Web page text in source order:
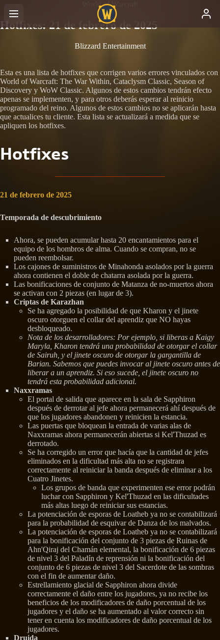
World of Warcraft
Hotfixes: 21 de febrero de 2025
Blizzard Entertainment
Esta es una lista de hotfixes que corrigen varios errores vinculados con
World of Warcraft: The War Within, Cataclysm Classic, Season of
Discovery y WoW Classic. Algunos de estos cambios tendrán efecto
apenas se implementen, y para otros deberás esperar al reinicio
programado del reino. Algunos de estos cambios no se aplicarán hasta
que actualices tu cliente. Esta lista se actualizará a medida que se
apliquen los hotfixes.
Hotfixes
21 de febrero de 2025
Temporada de descubrimiento
Ahora, se pueden acumular hasta 20 encantamientos para el
equipo de los hombros de alma. Cuando se compran, no se
pueden reembolsar.
Los cajones de suministros de Minahonda asolados por la guerra
ahora contienen el doble de chatarra asolada por la guerra.
Las bonificaciones de conjunto de Matanza de no-muertos ahora
se activan con 2 piezas (en lugar de 3).
Criptas de Karazhan
Se ha agregado la posibilidad de que Kharon y el jinete
oscuro otorguen el collar del aprendiz que NO hayas
desbloqueado.
Nota de los desarrolladores: Por ejemplo, si liberas a Kaigy
Maryla, Kharon tendrá una probabilidad de otorgar el collar
de Sairuh, y el jinete oscuro de otorgar la gargantilla de
Barian. Sabemos que puedes invocar al jinete oscuro antes de
liberar a un aprendiz. Si eso sucede, el jinete oscuro no
tendrá esta probabilidad adicional.
Naxxramas
El portal de salida que aparece en la sala de Sapphiron
después de derrotar al jefe ahora permanecerá ahí después de
que los jugadores abandonen y reinicien la estancia.
Las puertas que bloquean la entrada de varias alas de
Naxxramas ahora permanecerán abiertas si Kel'Thuzad es
derrotado.
Se ha corregido un error que hacía que la cantidad de jefes
eliminados en la dificultad más alta no se registrara
correctamente al reiniciar la banda después de eliminar a los
Cuatro Jinetes.
Los grupos de banda que experimenten ese error podrán
luchar con Sapphiron y Kel'Thuzad en las dificultades
más altas luego de reiniciar sus estancias.
La potenciación de esporas de Loatheb ya no se contabilizará
para la probabilidad de esquivar de Danza de los malvados.
La potenciación de esporas de Loatheb ya no se contabilizará
para la bonificación del conjunto de 3 piezas de Ruinas de
Ahn'Qiraj del Chamán elemental, la bonificación de 6 piezas
de nivel 3 del Paladín de reprensión ni la bonificación del
conjunto de 6 piezas de nivel 3 del Sacerdote de las sombras
con el fin de aumentar daño.
Estrellamiento glacial de Sapphiron ahora divide
correctamente el daño entre los jugadores, ya no recibe los
beneficios de los modificadores de daño porcentual de los
jugadores y el daño se ha aumentado al valor correcto sin
tener en cuenta los modificadores de daño porcentual de los
jugadores.
Druida